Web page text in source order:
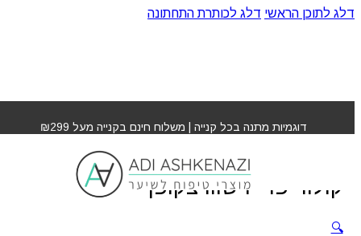
דלג לתוכן הראשי דלג לכותרת התחתונה
דוגמיות מתנה בכל קנייה | משלוח חינם בקנייה מעל ₪299שוורצקופף
שמפו לשיער ללא מלחים
קולור פרייז שוורצקופף
🔍